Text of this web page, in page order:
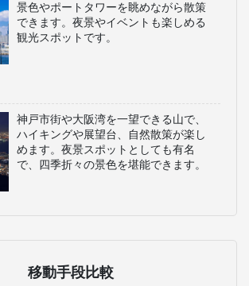
景色やポートタワーを眺めながら散策
できます。夜景やイベントも楽しめる
観光スポットです。
神戸市街や大阪湾を一望できる山で、
ハイキングや展望台、自然散策が楽し
めます。夜景スポットとしても有名
で、四季折々の景色を堪能できます。
移動手段比較